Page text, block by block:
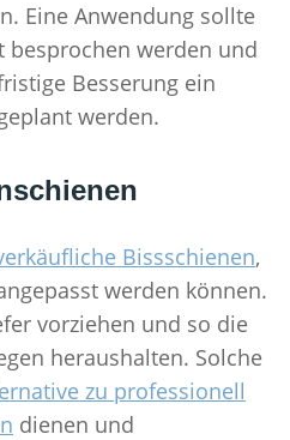
Eine Anwendung sollte
besprochen werden und
Besserung ein
werden.
Bissschienen,
werden können.
vorziehen und so die
heraushalten. Solche
zu professionell
dienen und